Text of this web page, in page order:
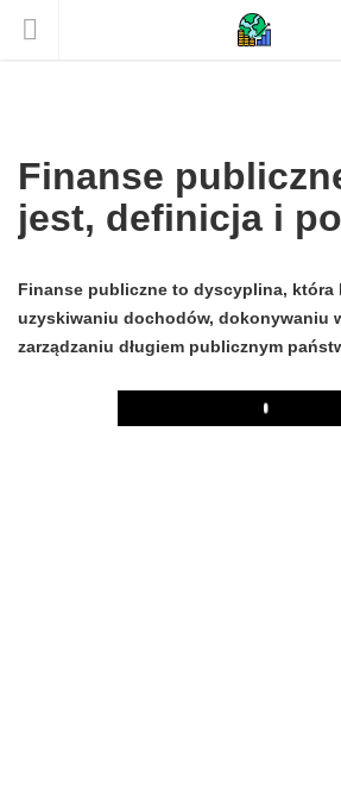
Finanse
jest, definicja i
Finanse publiczne to dyscyplina, która
uzyskiwaniu dochodów, dokonywaniu
zarządzaniu długiem publicznym
Play